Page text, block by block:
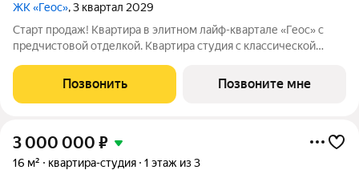
ЖК «Геос», 3 квартал 2029
Старт продаж! Квартира в элитном лайф-квартале «Геос» с
предчистовой отделкой. Квартира студия с классической
эргономичные решения для всей семьи: Просторная зона
спальни 16,84 м Зона кухни 5,07 м
Позвонить Позвоните мне
3 000 000 ₽
16 м² квартира-студия 1 этаж из 3